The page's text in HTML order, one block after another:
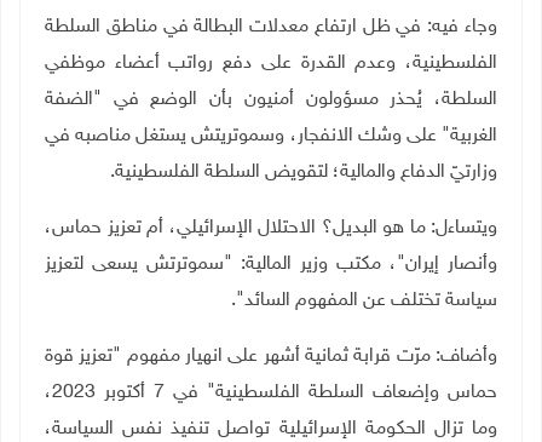
وجاء فيه: في ظل ارتفاع معدلات البطالة في مناطق السلطة
الفلسطينية، وعدم القدرة على دفع رواتب أعضاء موظفي
السلطة، يُحذر مسؤولون أمنيون بأن الوضع في "الضفة
الغربية" على وشك الانفجار، وسموتريتش يستغل مناصبه في
وزارتيّ الدفاع والمالية؛ لتقويض السلطة الفلسطينية.
ويتساءل: ما هو البديل؟ الاحتلال الإسرائيلي، أم تعزيز حماس،
وأنصار إيران"، مكتب وزير المالية: "سموترتش يسعى لتعزيز
سياسة تختلف عن المفهوم السائد".
وأضاف: مرّت قرابة ثمانية أشهر على انهيار مفهوم "تعزيز قوة
حماس وإضعاف السلطة الفلسطينية" في 7 أكتوبر 2023،
وما تزال الحكومة الإسرائيلية تواصل تنفيذ نفس السياسة،